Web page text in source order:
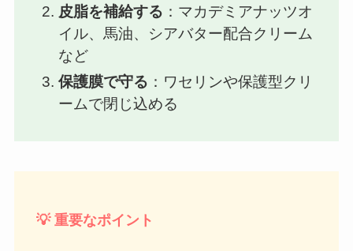
皮脂を補給する ：マカデミアナッツオ
イル、馬油、シアバター配合クリーム
など
保護膜で守る ：ワセリンや保護型クリ
ームで閉じ込める
💡 重要なポイント